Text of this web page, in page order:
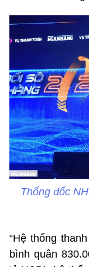
Thống đốc
“Hệ thống
bình quân